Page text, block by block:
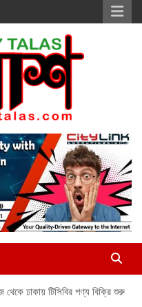
ডট কম
ঢাকায় টিসিবির পণ্য বিক্রি শুরু